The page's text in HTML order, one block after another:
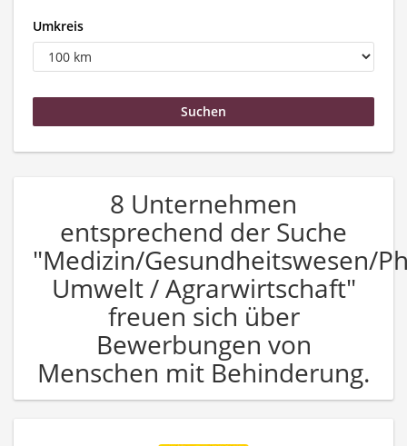
Umkreis
8 Unternehmen
entsprechend der Suche
"Medizin/Gesundheitswesen/
Umwelt / Agrarwirtschaft"
freuen sich über
Bewerbungen von
Menschen mit Behinderung.